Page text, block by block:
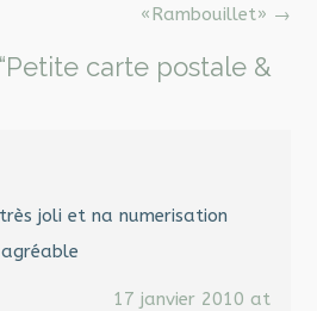
«Rambouillet» →
Petite carte postale &
joli et na numerisation
17 janvier 2010 at